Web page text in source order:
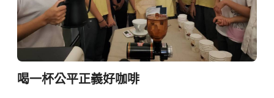
喝一杯公平正義好咖啡